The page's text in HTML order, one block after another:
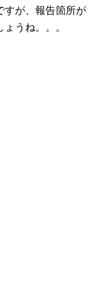
すが、報告箇所が
うね。。。